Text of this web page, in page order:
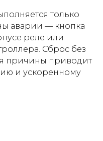
только
аварии — кнопка
реле или
Сброс без
причины приводит
и ускоренному